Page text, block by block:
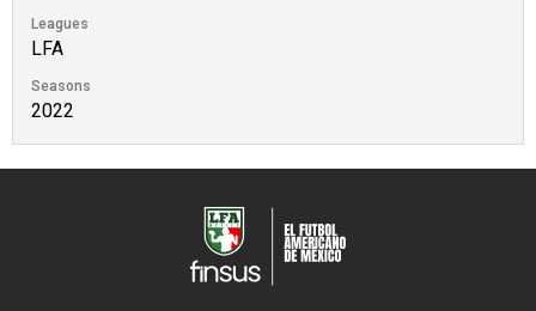
Leagues
LFA
Seasons
2022